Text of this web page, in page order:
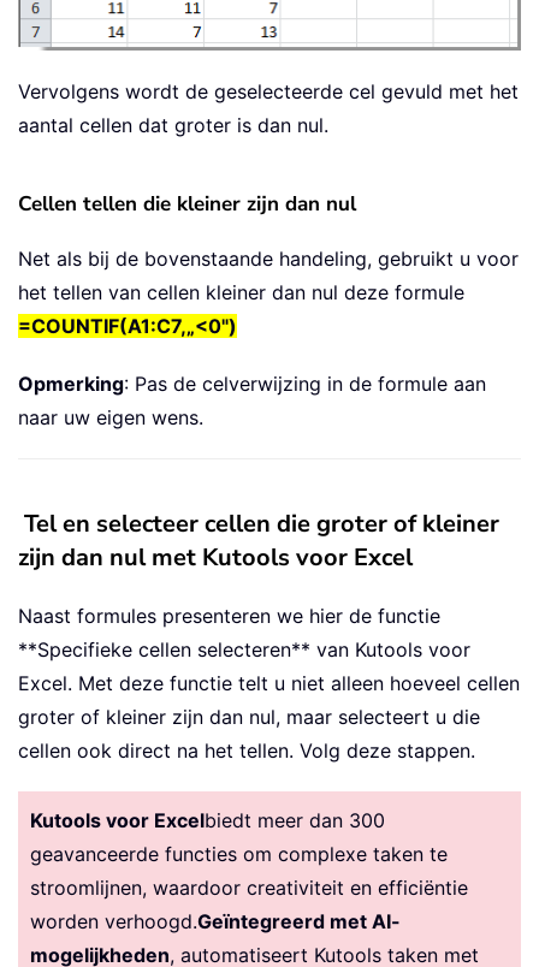
Vervolgens wordt de geselecteerde cel gevuld met het
aantal cellen dat groter is dan nul.
Cellen tellen die kleiner zijn dan nul
Net als bij de bovenstaande handeling, gebruikt u voor
het tellen van cellen kleiner dan nul deze formule
=COUNTIF(A1:C7,„<0")
Opmerking: Pas de celverwijzing in de formule aan
naar uw eigen wens.
Tel en selecteer cellen die groter of kleiner
zijn dan nul met Kutools voor Excel
Naast formules presenteren we hier de functie
**Specifieke cellen selecteren** van Kutools voor
Excel. Met deze functie telt u niet alleen hoeveel cellen
groter of kleiner zijn dan nul, maar selecteert u die
cellen ook direct na het tellen. Volg deze stappen.
Kutools voor Excelbiedt meer dan 300
geavanceerde functies om complexe taken te
stroomlijnen, waardoor creativiteit en efficiëntie
worden verhoogd.Geïntegreerd met AI-
mogelijkheden, automatiseert Kutools taken met